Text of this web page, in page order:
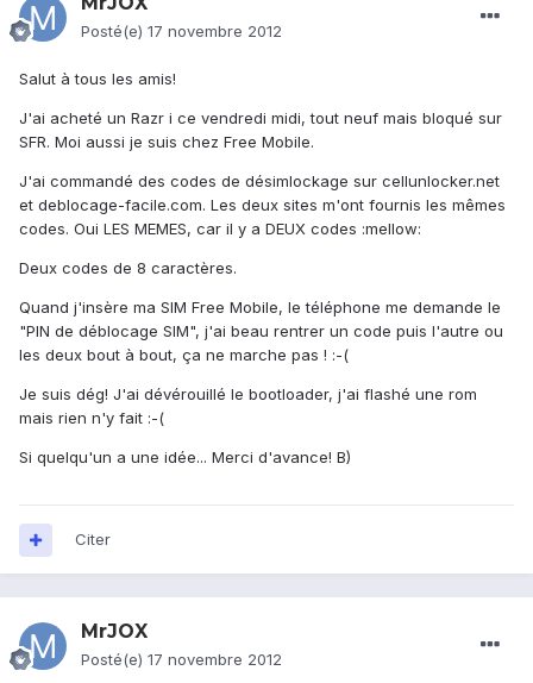
Posté(e) 17 novembre 2012
Salut à tous les amis!
J'ai acheté un Razr i ce vendredi midi, tout neuf mais bloqué sur
SFR. Moi aussi je suis chez Free Mobile.
J'ai commandé des codes de désimlockage sur cellunlocker.net
et deblocage-facile.com. Les deux sites m'ont fournis les mêmes
codes. Oui LES MEMES, car il y a DEUX codes :mellow:
Deux codes de 8 caractères.
Quand j'insère ma SIM Free Mobile, le téléphone me demande le
"PIN de déblocage SIM", j'ai beau rentrer un code puis l'autre ou
les deux bout à bout, ça ne marche pas ! :-(
Je suis dég! J'ai dévérouillé le bootloader, j'ai flashé une rom
mais rien n'y fait :-(
Si quelqu'un a une idée... Merci d'avance! B)
Citer
MrJOX
Posté(e) 17 novembre 2012